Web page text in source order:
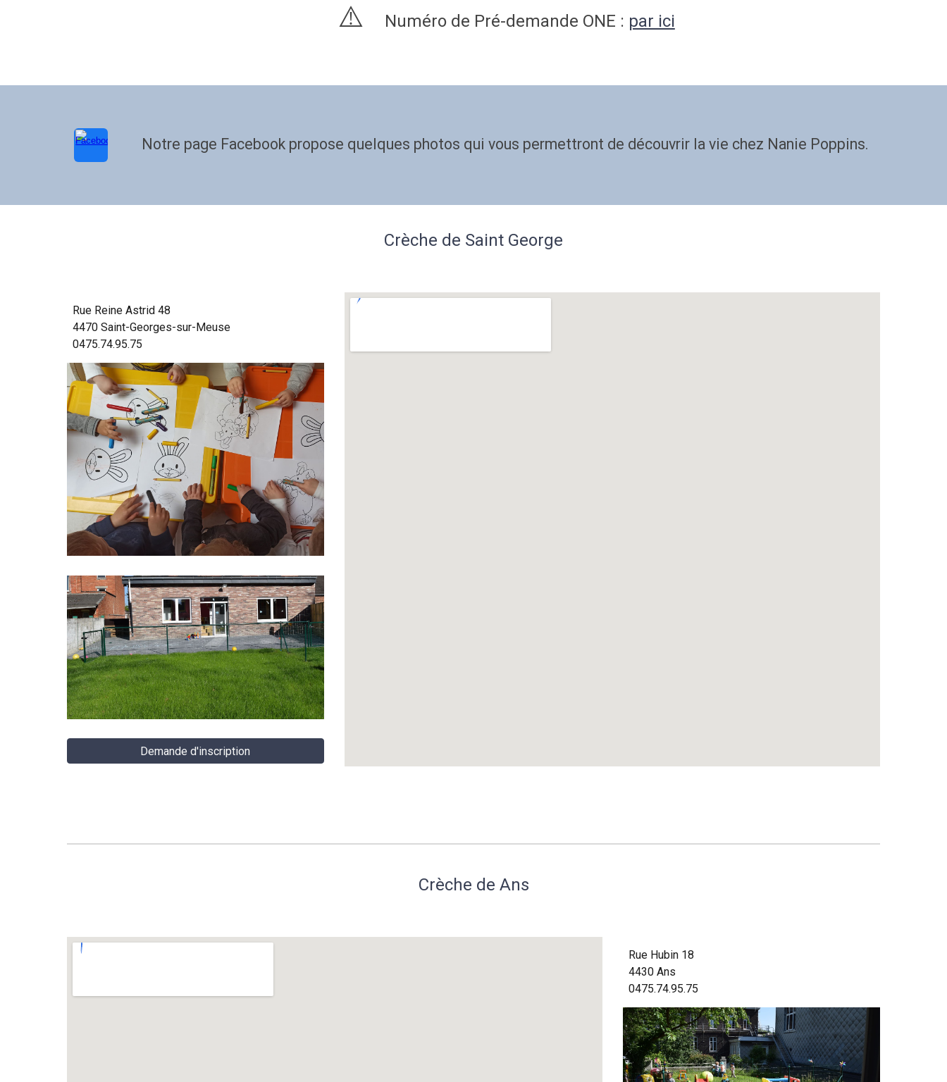
⚠️ Numéro de Pré-demande ONE : par ici
Notre page Facebook propose quelques photos qui vous permettront de découvrir la vie chez Nanie Poppins.
Crèche de Saint George
Rue Reine Astrid 48
4470 Saint-Georges-sur-Meuse
0475.74.95.75
Demande d'inscription
Crèche de Ans
Rue Hubin 18
4430 Ans
0475.74.95.75